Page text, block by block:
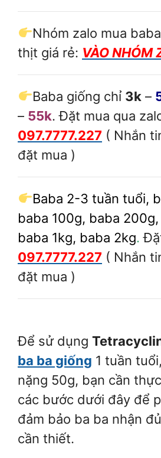
Nhóm zalo mua
thịt giá rẻ: VÀO NHÓM
Baba giống chỉ 3k –
– 55k. Đặt mua qua
097.7777.227 ( Nhắn
đặt mua )
Baba 2-3 tuần tuổi,
baba 100g, baba
baba 1kg, baba 2kg.
097.7777.227 ( Nhắn
đặt mua )
Để sử dụng
ba ba giống 1 tuần
nặng 50g, bạn cần
các bước dưới đây để
đảm bảo ba ba nhận
cần thiết.